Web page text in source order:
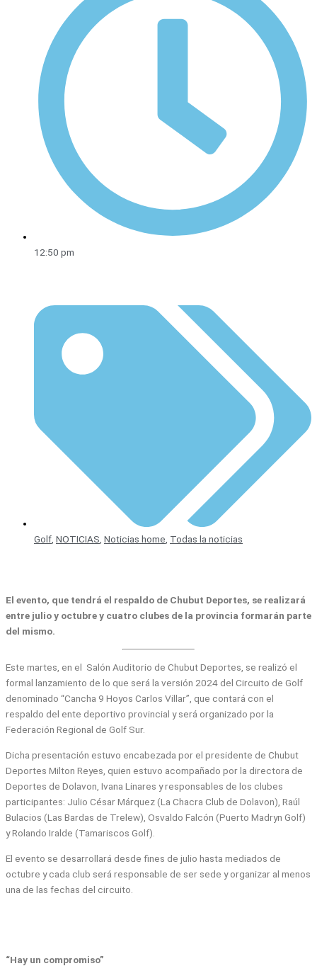
12:50 pm
Golf, NOTICIAS, Noticias home, Todas la noticias
El evento, que tendrá el respaldo de Chubut Deportes, se realizará
entre julio y octubre y cuatro clubes de la provincia formarán parte
del mismo.
Este martes, en el Salón Auditorio de Chubut Deportes, se realizó el
formal lanzamiento de lo que será la versión 2024 del Circuito de Golf
denominado “Cancha 9 Hoyos Carlos Villar”, que contará con el
respaldo del ente deportivo provincial y será organizado por la
Federación Regional de Golf Sur.
Dicha presentación estuvo encabezada por el presidente de Chubut
Deportes Milton Reyes, quien estuvo acompañado por la directora de
Deportes de Dolavon, Ivana Linares y responsables de los clubes
participantes: Julio César Márquez (La Chacra Club de Dolavon), Raúl
Bulacios (Las Bardas de Trelew), Osvaldo Falcón (Puerto Madryn Golf)
y Rolando Iralde (Tamariscos Golf).
El evento se desarrollará desde fines de julio hasta mediados de
octubre y cada club será responsable de ser sede y organizar al menos
una de las fechas del circuito.
“Hay un compromiso”